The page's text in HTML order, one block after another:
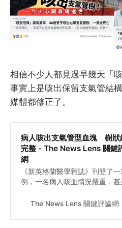
相信不少人都見過早幾天「
事實上是咳出保留支氣管結
媒體都修正了。
病人咳出支氣管型血塊 樹狀
完整 - The News Lens 關鍵
網
《新英格蘭醫學雜誌》刊登了一
例，一名病人咳血情況嚴重，甚
The News Lens 關鍵評論網